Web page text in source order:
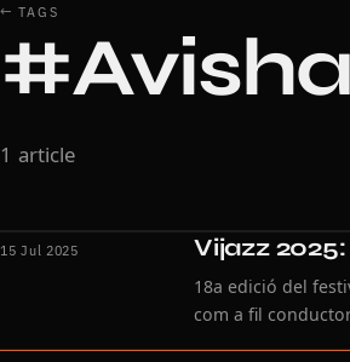
← TAGS
1 article
15 Jul 2025 Vijazz
18a edició del
com a fil